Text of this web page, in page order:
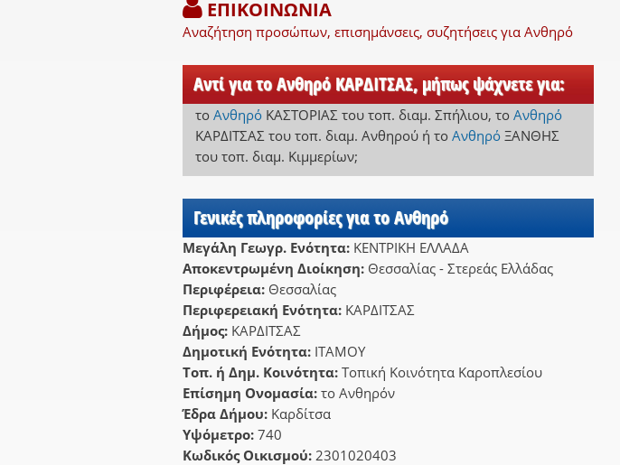
ΕΠΙΚΟΙΝΩΝΙΑ
Αναζήτηση προσώπων, επισημάνσεις, συζητήσεις για Ανθηρό
Αντί για το Ανθηρό ΚΑΡΔΙΤΣΑΣ, μήπως ψάχνετε για:
το Ανθηρό ΚΑΣΤΟΡΙΑΣ του τοπ. διαμ. Σπήλιου, το Ανθηρό
ΚΑΡΔΙΤΣΑΣ του τοπ. διαμ. Ανθηρούή το Ανθηρό ΞΑΝΘΗΣ
του τοπ. διαμ. Κιμμερίων;
Γενικές πληροφορίες για το Ανθηρό
Μεγάλη Γεωγρ. Ενότητα: ΚΕΝΤΡΙΚΗ ΕΛΛΑΔΑ
Αποκεντρωμένη Διοίκηση: Θεσσαλίας - Στερεάς Ελλάδας
Περιφέρεια: Θεσσαλίας
Περιφερειακή Ενότητα: ΚΑΡΔΙΤΣΑΣ
Δήμος: ΚΑΡΔΙΤΣΑΣ
Δημοτική Ενότητα: ΙΤΑΜΟΥ
Τοπ. ή Δημ. Κοινότητα: Τοπική Κοινότητα Καροπλεσίου
Επίσημη Ονομασία: το Ανθηρόν
Έδρα Δήμου: Καρδίτσα
Υψόμετρο: 740
Κωδικός Οικισμού: 2301020403